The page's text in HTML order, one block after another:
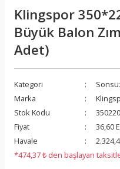
Klingspor
Büyük Balon
Adet)
Kategori
Marka
Stok Kodu
Fiyat
36,60
Havale
*474,37 ₺ den başlayan